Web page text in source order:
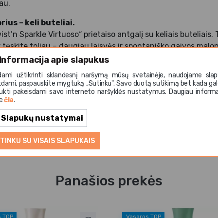
Informacija apie slapukus
užtikrinti sklandesnį naršymą mūsų svetainėje, naudojame
paspauskite mygtuką ,,Sutinku". Savo duotą sutikimą bet kada
pakeisdami savo interneto naršyklės nustatymus. Daugiau
čia.
Slapukų nustatymai
SU VISAIS SLAPUKAIS
– keli buteliai.
Sparkle Virtuoso“ prietaiso antgalį su keliais buteliais.
toliau – daugiau laisvės ir spontaniško gaivos
medžiagų ir tiksliai pritaikytas naudoti su
Lengva naudoti, patogu prižiūrėti, ilgaamžiškas
Panašios prekės